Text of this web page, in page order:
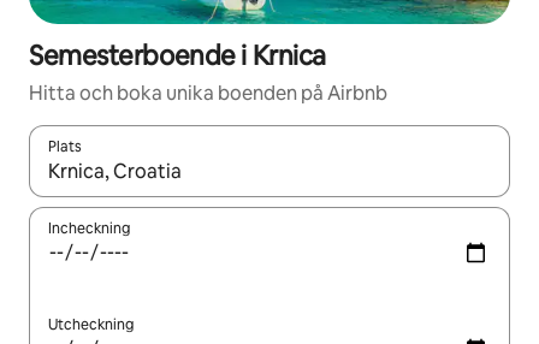
Semesterboende i Krnica
Hitta och boka unika boenden på Airbnb
Plats
När resultaten är tillgängliga kan du navigera med upp- och
Incheckning
Utcheckning